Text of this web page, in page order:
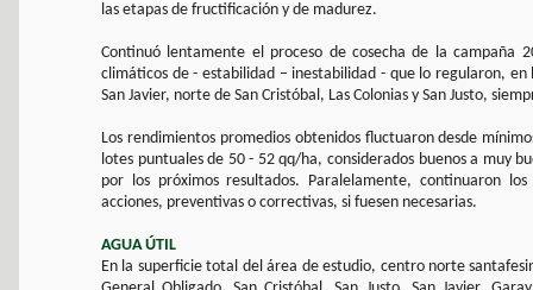
las etapas de fructificación y de madurez.
Continuó lentamente el proceso de cosecha de la campaña
climáticos de - estabilidad – inestabilidad - que lo regularon,
San Javier, norte de San Cristóbal, Las Colonias y San Justo,
Los rendimientos promedios obtenidos fluctuaron desde
lotes puntuales de 50 - 52 qq/ha, considerados buenos a muy
por los próximos resultados. Paralelamente, continuaron
acciones, preventivas o correctivas, si fuesen necesarias.
AGUA ÚTIL
En la superficie total del área de estudio, centro norte